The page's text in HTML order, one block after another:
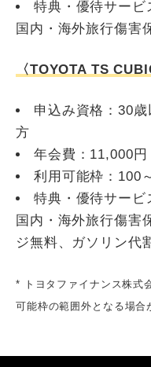
特典・優待サービ
国内・海外旅行傷害
〈TOYOTA TS
申込み資格：30
方
年会費：11,000円
利用可能枠：100
特典・優待サービ
国内・海外旅行傷害
ジ無料、ガソリン代
* トヨタファイナンス株式
可能枠の範囲外となる場合